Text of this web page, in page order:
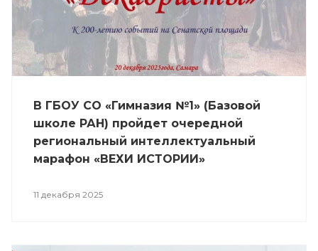
В ГБОУ СО «Гимназия №1» (Базовой
школе РАН) пройдет очередной
региональный интеллектуальный
марафон «ВЕХИ ИСТОРИИ»
11 декабря 2025